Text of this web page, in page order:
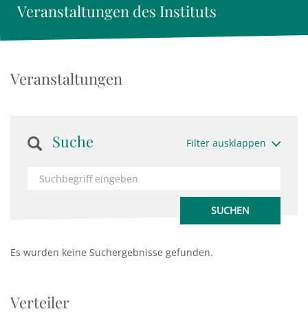
Veranstaltungen des Instituts
Veranstaltungen
Suche Filter ausklappen
Es wurden keine Suchergebnisse gefunden.
Verteiler